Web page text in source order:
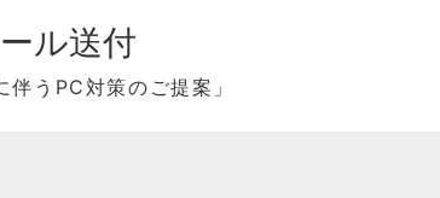
ル送付
うPC対策のご提案」